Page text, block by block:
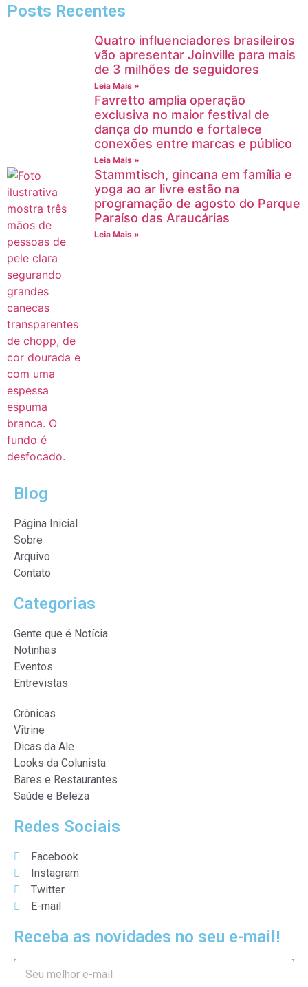
Posts Recentes
Quatro influenciadores brasileiros
vão apresentar Joinville para mais
de 3 milhões de seguidores
Leia Mais »
Favretto amplia operação
exclusiva no maior festival de
dança do mundo e fortalece
conexões entre marcas e público
Leia Mais »
Stammtisch, gincana em família e
yoga ao ar livre estão na
programação de agosto do Parque
Paraíso das Araucárias
Leia Mais »
Blog
Página Inicial
Sobre
Arquivo
Contato
Categorias
Gente que é Notícia
Notinhas
Eventos
Entrevistas
Crônicas
Vitrine
Dicas da Ale
Looks da Colunista
Bares e Restaurantes
Saúde e Beleza
Redes Sociais
Facebook
Instagram
Twitter
E-mail
Receba as novidades no seu e-mail!